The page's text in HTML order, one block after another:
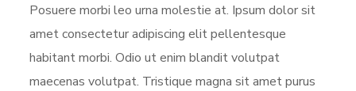
Posuere morbi leo urna molestie at. Ipsum dolor sit
amet consectetur adipiscing elit pellentesque
habitant morbi. Odio ut enim blandit volutpat
maecenas volutpat. Tristique magna sit amet purus